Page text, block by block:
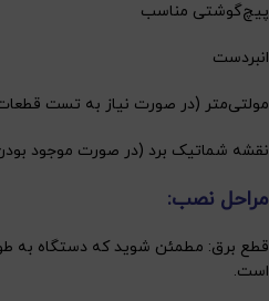
پیچ‌گوشتی مناسب
انبردست
مولتی‌متر (در صورت نیاز به تست
نقشه شماتیک برد (در صورت موجود
مراحل نصب:
قطع برق: مطمئن شوید که دستگاه به
است.